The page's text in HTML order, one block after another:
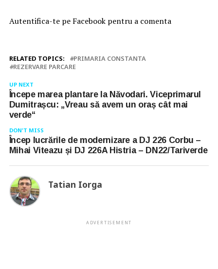
Autentifica-te pe Facebook pentru a comenta
RELATED TOPICS:
PRIMARIA CONSTANTA
REZERVARE PARCARE
UP NEXT
Începe marea plantare la Năvodari. Viceprimarul
Dumitrașcu: „Vreau să avem un oraș cât mai
verde“
DON'T MISS
Încep lucrările de modernizare a DJ 226 Corbu –
Mihai Viteazu și DJ 226A Histria – DN22/Tariverde
Tatian Iorga
ADVERTISEMENT